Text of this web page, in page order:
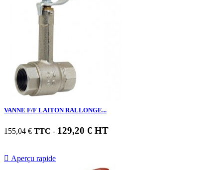
VANNE F/F LAITON RALLONGE...
155,04 € TTC - 129,20 € HT
 Aperçu rapide